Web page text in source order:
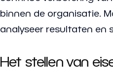
binnen de organisatie.
analyseer resultaten en
Het stellen van